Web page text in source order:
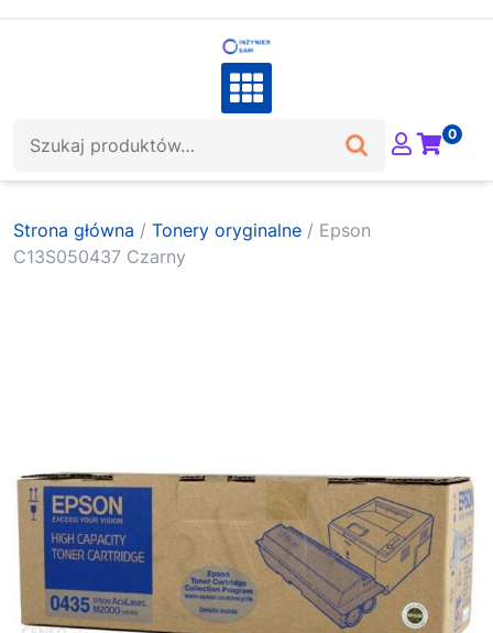
0
Strona główna / Tonery oryginalne / Epson
C13S050437 Czarny